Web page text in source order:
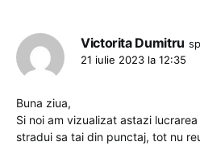
Victorita Dumitru
21 iulie 2023 la 12:35
Buna ziua,
Si noi am vizualizat astazi
stradui sa tai din punctaj, tot nu